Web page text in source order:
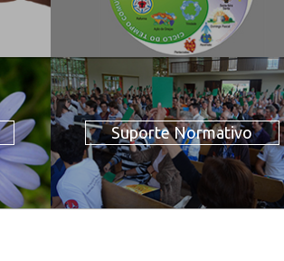
Suporte Normativo